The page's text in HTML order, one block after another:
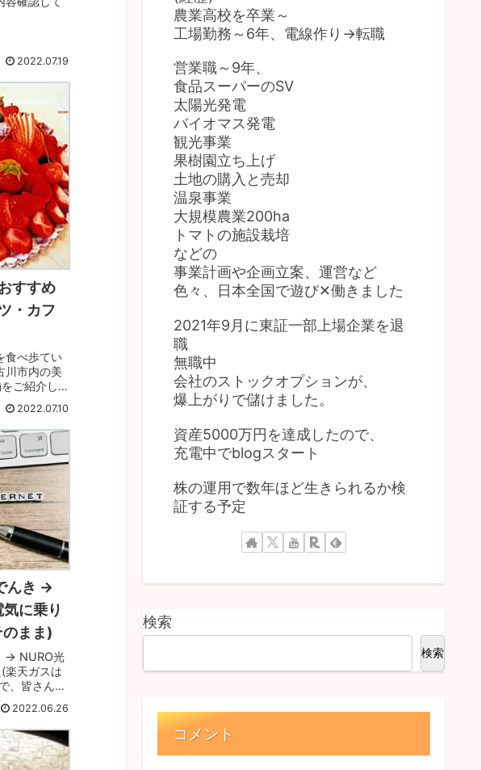
2022.07.19
すすめ
・カフ
食べ歩てい
川市内の美
ご紹介しま
2022.07.10
んき →
に乗り
まま)
→ NURO光
楽天ガスは
、皆さんも
関東でした
にお得で
2022.06.26
農業高校を卒業～
工場勤務～6年、電線作り→転職
営業職～9年、
食品スーパーのSV
太陽光発電
バイオマス発電
観光事業
果樹園立ち上げ
土地の購入と売却
温泉事業
大規模農業200ha
トマトの施設栽培
などの
事業計画や企画立案、運営など
色々、日本全国で遊び✕働きました
2021年9月に東証一部上場企業を退
職
無職中
会社のストックオプションが、
爆上がりで儲けました。
資産5000万円を達成したので、
充電中でblogスタート
株の運用で数年ほど生きられるか検
証する予定
検索
検索
コメント